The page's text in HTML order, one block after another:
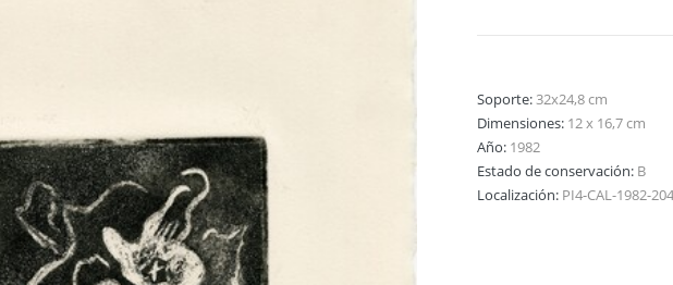
Soporte:32x24,8 cm
Dimensiones: 12 x 16,7 cm
Año: 1982
Estado de conservación: B
Localización: PI4-CAL-1982-204